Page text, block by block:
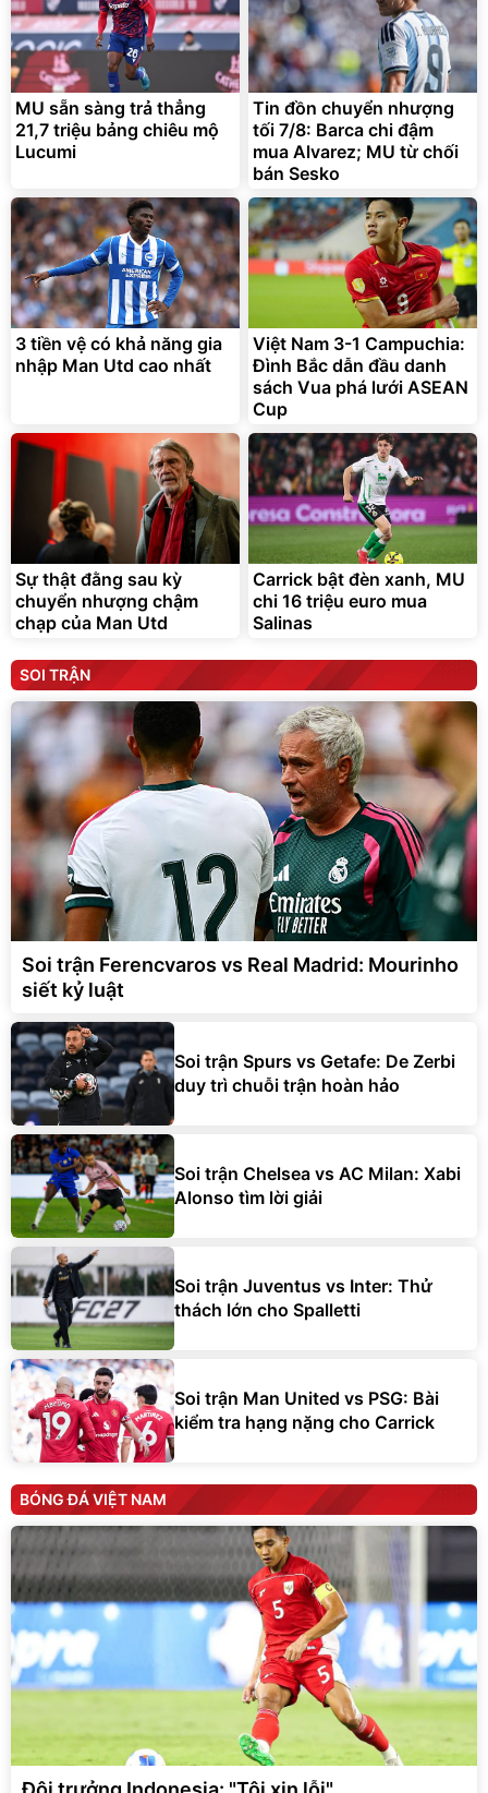
MU sẵn sàng trả thẳng
21,7 triệu bảng chiêu mộ
Lucumi
Tin đồn chuyển nhượng
tối 7/8: Barca chi đậm
mua Alvarez; MU từ chối
bán Sesko
3 tiền vệ có khả năng gia
nhập Man Utd cao nhất
Việt Nam 3-1 Campuchia:
Đình Bắc dẫn đầu danh
sách Vua phá lưới ASEAN
Cup
Sự thật đằng sau kỳ
chuyển nhượng chậm
chạp của Man Utd
Carrick bật đèn xanh, MU
chi 16 triệu euro mua
Salinas
SOI TRẬN
Soi trận Ferencvaros vs Real Madrid: Mourinho
siết kỷ luật
Soi trận Spurs vs Getafe: De Zerbi
duy trì chuỗi trận hoàn hảo
Soi trận Chelsea vs AC Milan: Xabi
Alonso tìm lời giải
Soi trận Juventus vs Inter: Thử
thách lớn cho Spalletti
Soi trận Man United vs PSG: Bài
kiểm tra hạng nặng cho Carrick
BÓNG ĐÁ VIỆT NAM